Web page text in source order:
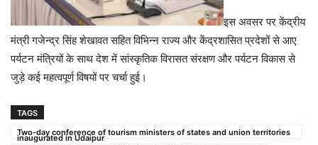
इस अवसर पर केंद्रीय
मंत्री गजेन्द्र सिंह शेखावत सहित विभिन्न राज्य और केंद्रशासित प्रदेशों से आए
पर्यटन मंत्रियों के साथ देश में सांस्कृतिक विरासत संरक्षण और पर्यटन विकास से
जुड़े कई महत्वपूर्ण विषयों पर चर्चा हुई।
TAGS
Two-day conference of tourism ministers of states and union territories
inaugurated in Udaipur